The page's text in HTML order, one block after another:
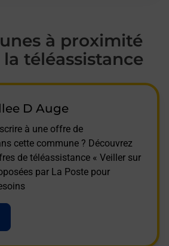
à proximité
téléassistance
D Auge
à une offre de
cette commune ? Découvrez
de téléassistance « Veiller sur
par La Poste pour